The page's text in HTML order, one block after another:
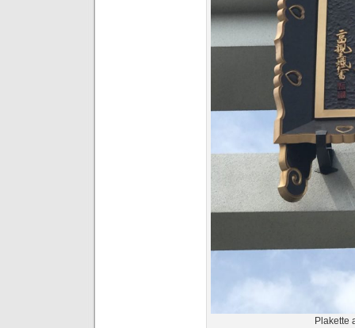
Plakette